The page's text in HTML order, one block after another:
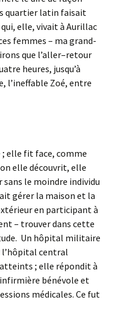
quartier latin faisait
elle, vivait à Aurillac
femmes – ma grand-
que l’aller–retour
heures, jusqu’à
l’ineffable Zoé, entre
; elle fit face, comme
elle découvrit, elle
sans le moindre individu
gérer la maison et la
en participant à
– trouver dans cette
Un hôpital militaire
l’hôpital central
atteints ; elle répondit à
bénévole et
médicales. Ce fut